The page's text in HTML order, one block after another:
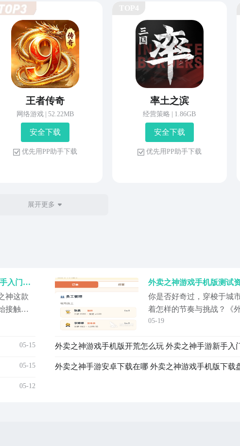
王者传奇
网络游戏 52.22MB
安 全 下 载
优 先 用 P P 助 手 下 载
率土之滨
经营策略 1.86GB
安 全 下 载
优 先 用 P P 助 手 下 载
展开更多
外卖之神游戏手机版开荒教程 外卖之神手游新手入门怎么玩
神这款
接触的
，没
的核心05-15
05-15
05-12
你是否好奇过，穿梭于城
着怎样的节奏与挑战？《
真实配送体验的模拟经营
态，及时获取最新进展。
身一名扎根现实
05-19
外卖之神游戏手机版开荒怎么玩 外卖之神手游新手入
外卖之神手游安卓下载在哪 外卖之神游戏手机版下载